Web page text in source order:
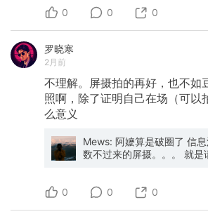
0 0 0
罗晓寒
2月前
不理解。屏摄拍的再好，也不如
照啊，除了证明自己在场（可以
么意义
Mews: 阿嬷算是破圈了 信
数不过来
0 0 0